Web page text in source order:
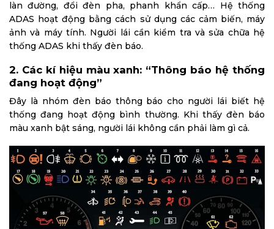
làn đường, đổi đèn pha, phanh khẩn cấp… Hệ thống
ADAS hoạt động bằng cách sử dụng các cảm biến, máy
ảnh và máy tính. Người lái cần kiểm tra và sửa chữa hệ
thống ADAS khi thấy đèn báo.
2. Các kí hiệu màu xanh: “Thông báo hệ thống
đang hoạt động”
Đây là nhóm đèn báo thông báo cho người lái biết hệ
thống đang hoạt động bình thường. Khi thấy đèn báo
màu xanh bật sáng, người lái không cần phải làm gì cả.